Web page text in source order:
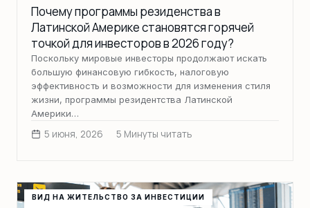
Почему программы резиденства в
Латинской Америке становятся горячей
точкой для инвесторов в 2026 году?
Поскольку мировые инвесторы продолжают искать
большую финансовую гибкость, налоговую
эффективность и возможности для изменения стиля
жизни, программы резидентства Латинской
Америки…
5 июня, 2026 5 Минуты читать
ВИД НА ЖИТЕЛЬСТВО ЗА ИНВЕСТИЦИИ